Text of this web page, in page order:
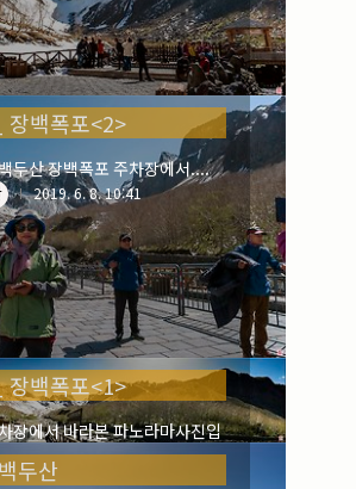
장백폭포<2>
두산 장백폭포 주차장에서....
2019. 6. 8. 10:41
장백폭포<1>
장에서 바라본 파노라마사진입
2019. 6. 6. 09:19
두산